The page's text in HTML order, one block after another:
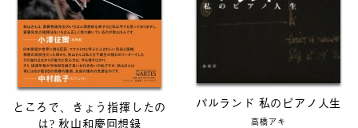
ところで、きょう指揮したの
は? 秋山和慶回想録
パルランド 私のピアノ人生
高橋アキ